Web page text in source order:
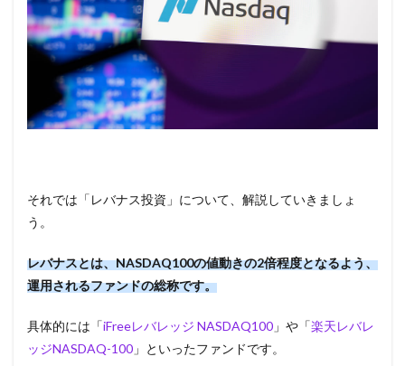
それでは「レバナス投資」について、解説していきましょ
う。
レバナスとは、NASDAQ100の値動きの2倍程度となるよう、
運用されるファンドの総称です。
具体的には「iFreeレバレッジ NASDAQ100 」や「楽天レバレ
ッジNASDAQ-100 」といったファンドです。